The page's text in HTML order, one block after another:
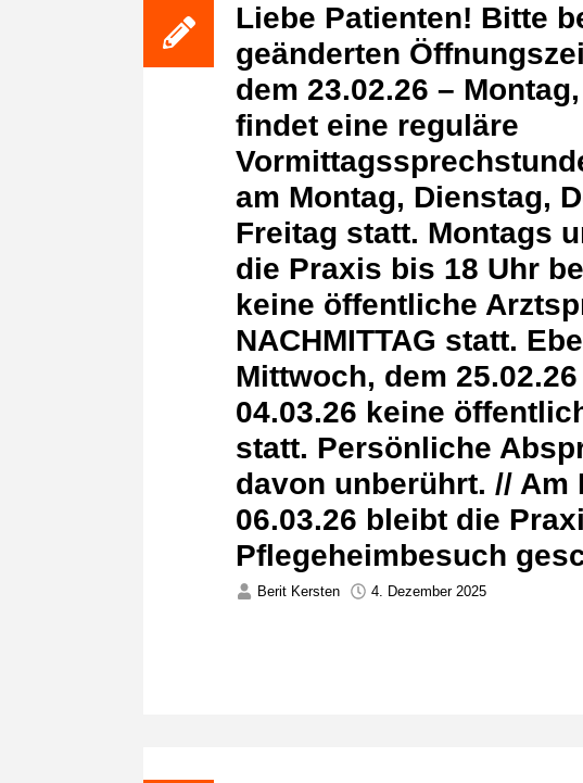
Liebe Patienten! Bitte
geänderten
dem 23.02.26 –
findet eine reguläre
am Montag, Dienstag,
Freitag statt. Montags
die Praxis bis 18 Uhr
keine öffentliche
NACHMITTAG statt.
Mittwoch, dem
04.03.26 keine
statt. Persönliche
davon unberührt. // Am
06.03.26 bleibt die
Pflegeheimbesuch
Berit Kersten 4. Dezember 2025